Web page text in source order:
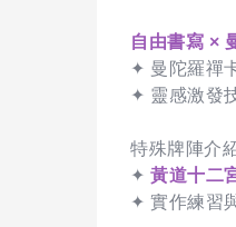
自由書寫 ×
✦ 曼陀羅禪
✦ 靈感激發
特殊牌陣介
✦ 黃道十二
✦ 實作練習